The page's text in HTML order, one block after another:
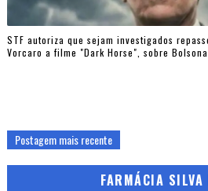
STF autoriza que sejam investigados
Vorcaro a filme "Dark Horse", sobre
Postagem mais recente
FARMÁCIA SILVA